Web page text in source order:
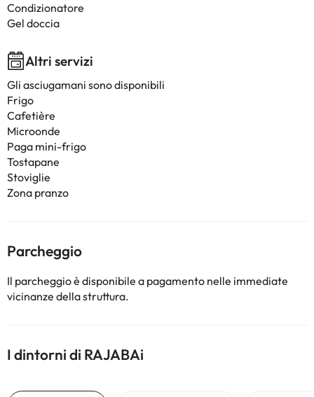
Condizionatore
Gel doccia
Altri servizi
Gli asciugamani sono disponibili
Frigo
Cafetière
Microonde
Paga mini-frigo
Tostapane
Stoviglie
Zona pranzo
Parcheggio
Il parcheggio è disponibile a pagamento nelle immediate
vicinanze della struttura.
I dintorni di RAJABAi